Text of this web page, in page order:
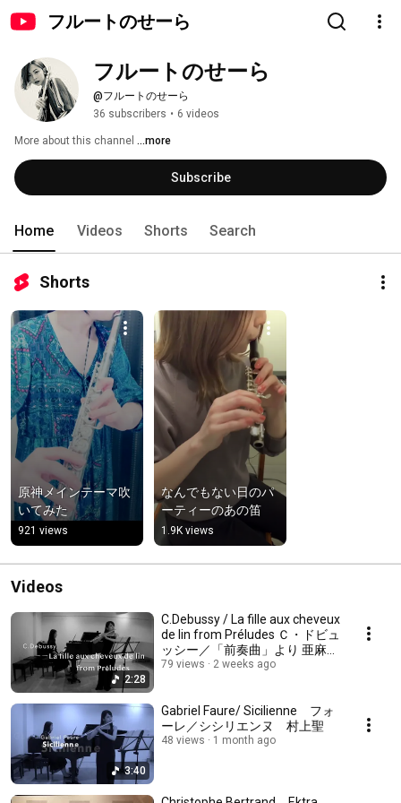
フルートのせーら
フルートのせーら
@フルートのせーら
36 subscribers • 6 videos
More about this channel ...more
Subscribe
Home Videos Shorts Search
Shorts
原神メインテーマ吹
いてみた
921 views
なんでもない日のパ
ーティーのあの笛
1.9K views
Videos
2:28
C.Debussy / La fille aux cheveux
de lin from Préludes Ｃ・ドビュ
ッシー／「前奏曲」より 亜麻色
の髪の乙女
79 views 2 weeks ago
3:40
Gabriel Faure/ Sicilienne フォ
ーレ／シシリエンヌ 村上聖
48 views 1 month ago